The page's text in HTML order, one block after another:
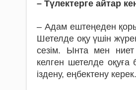
– Түлектерге айтар
– Адам ештеңеден
Шетелде оқу үшін
сезім. Ынта мен
келген шетелде оқуға
іздену, еңбектену керек.